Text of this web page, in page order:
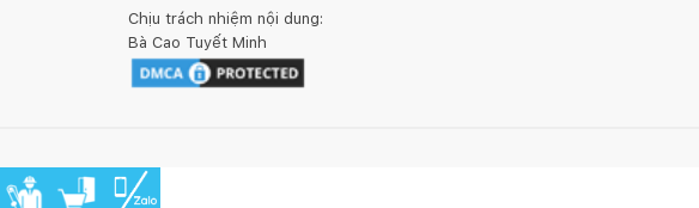
Chịu trách nhiệm nội dung:
Bà Cao Tuyết Minh